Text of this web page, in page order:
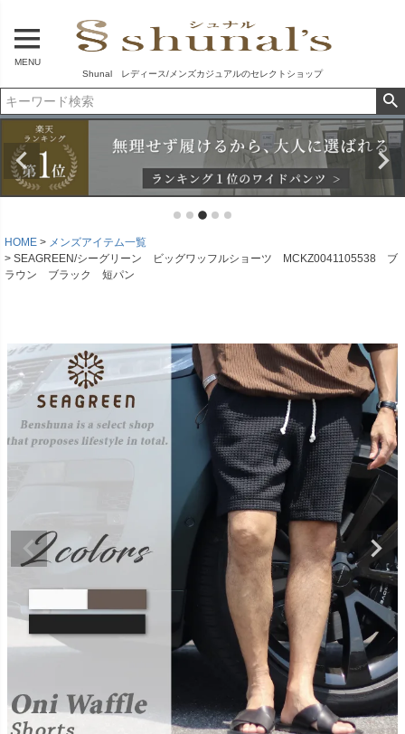
MENU
Shunal レディース/メンズカジュアルのセレクトショップ
HOME
メンズアイテム一覧
SEAGREEN/シーグリーン ビッグワッフルショーツ MCKZ0041105538 ブ
ラウン ブラック 短パン